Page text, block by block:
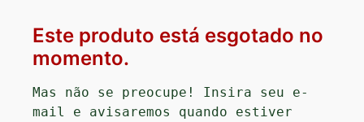
Este produto está esgotado no
momento.
Mas não se preocupe! Insira seu e-
mail e avisaremos quando estiver